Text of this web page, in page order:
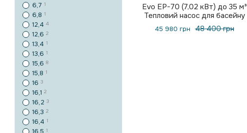
Evo EP-70 (7,02 кВт) до 35 м³
Тепловий насос для басейну
48 400 грн
45 980 грн
6,7 1
6,8 1
12,4 4
12,6 2
13,4 1
13,6 1
15,6 8
15,8 1
16 3
16,1 2
16,2 3
16,3 2
16,4 1
16,5 1